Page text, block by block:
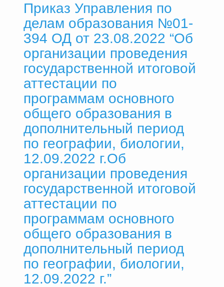
Приказ Управления по
делам образования №01-
394 ОД от 23.08.2022 “Об
организации проведения
государственной итоговой
аттестации по
программам основного
общего образования в
дополнительный период
по географии, биологии,
12.09.2022 г.Об
организации проведения
государственной итоговой
аттестации по
программам основного
общего образования в
дополнительный период
по географии, биологии,
12.09.2022 г.”